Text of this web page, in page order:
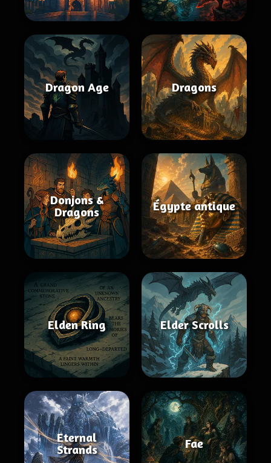
Dragon Age Dragons
Donjons &
Dragons
Égypte antique
Elden Ring Elder Scrolls
Eternal
Strands
Fae